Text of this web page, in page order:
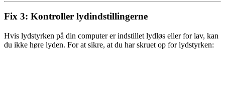
Fix 3: Kontroller lydindstillingerne
Hvis lydstyrken på din computer er indstillet lydløs eller for lav, kan
du ikke høre lyden. For at sikre, at du har skruet op for lydstyrken: